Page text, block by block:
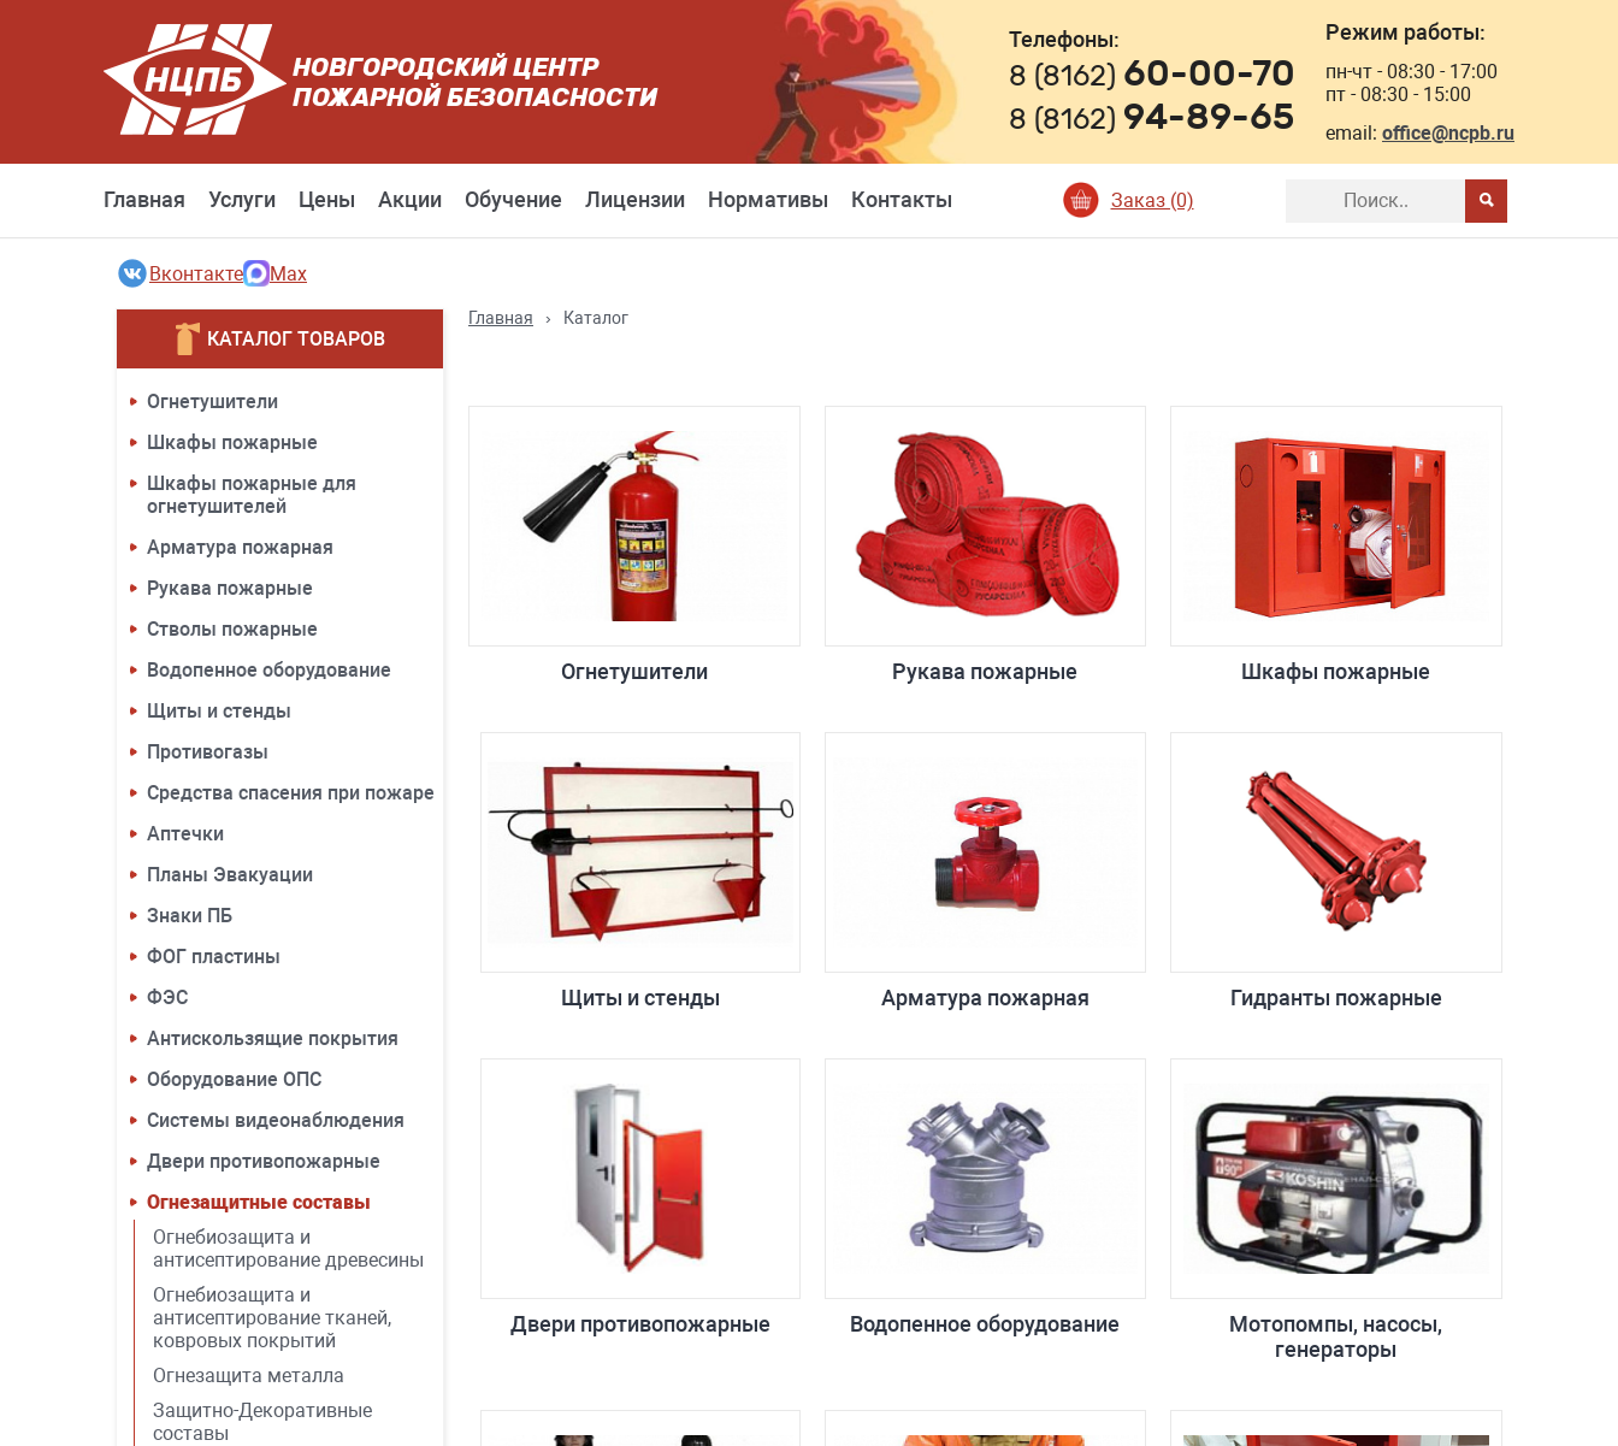
НОВГОРОДСКИЙ ЦЕНТР
ПОЖАРНОЙ БЕЗОПАСНОСТИ
Телефоны:
8 (8162) 60-00-70
8 (8162) 94-89-65
Режим работы:
пн-чт - 08:30 - 17:00
пт - 08:30 - 15:00
email: office@ncpb.ru
Главная Услуги Цены Акции Обучение Лицензии Нормативы Контакты Заказ (0)
Вконтакте Max
КАТАЛОГ ТОВАРОВ
Огнетушители
Шкафы пожарные
Шкафы пожарные для
огнетушителей
Арматура пожарная
Рукава пожарные
Стволы пожарные
Водопенное оборудование
Щиты и стенды
Противогазы
Средства спасения при пожаре
Аптечки
Планы Эвакуации
Знаки ПБ
ФОГ пластины
ФЭС
Антискользящие покрытия
Оборудование ОПС
Системы видеонаблюдения
Двери противопожарные
Огнезащитные составы
Огнебиозащита и
антисептирование древесины
Огнебиозащита и
антисептирование тканей,
ковровых покрытий
Огнезащита металла
Защитно-Декоративные
составы
Главная › Каталог
Огнетушители Рукава пожарные Шкафы пожарные
Щиты и стенды Арматура пожарная Гидранты пожарные
Двери противопожарные Водопенное оборудование
Мотопомпы, насосы,
генераторы